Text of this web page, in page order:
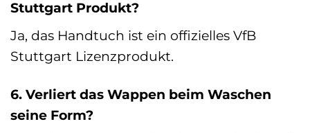
Stuttgart Produkt?
Ja, das Handtuch ist ein offizielles VfB
Stuttgart Lizenzprodukt.
6. Verliert das Wappen beim Waschen
seine Form?